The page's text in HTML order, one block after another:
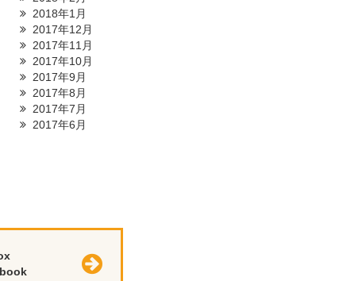
2018年1月
2017年12月
2017年11月
2017年10月
2017年9月
2017年8月
2017年7月
2017年6月